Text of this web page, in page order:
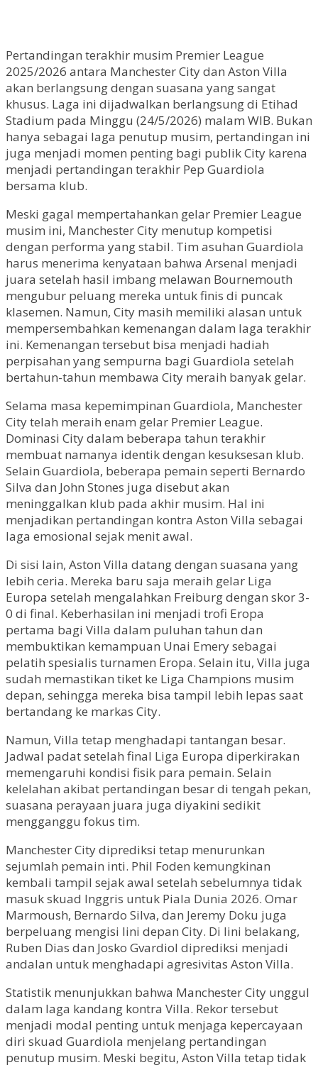
Pertandingan terakhir musim Premier League
2025/2026 antara Manchester City dan Aston Villa
akan berlangsung dengan suasana yang sangat
khusus. Laga ini dijadwalkan berlangsung di Etihad
Stadium pada Minggu (24/5/2026) malam WIB. Bukan
hanya sebagai laga penutup musim, pertandingan ini
juga menjadi momen penting bagi publik City karena
menjadi pertandingan terakhir Pep Guardiola
bersama klub.
Meski gagal mempertahankan gelar Premier League
musim ini, Manchester City menutup kompetisi
dengan performa yang stabil. Tim asuhan Guardiola
harus menerima kenyataan bahwa Arsenal menjadi
juara setelah hasil imbang melawan Bournemouth
mengubur peluang mereka untuk finis di puncak
klasemen. Namun, City masih memiliki alasan untuk
mempersembahkan kemenangan dalam laga terakhir
ini. Kemenangan tersebut bisa menjadi hadiah
perpisahan yang sempurna bagi Guardiola setelah
bertahun-tahun membawa City meraih banyak gelar.
Selama masa kepemimpinan Guardiola, Manchester
City telah meraih enam gelar Premier League.
Dominasi City dalam beberapa tahun terakhir
membuat namanya identik dengan kesuksesan klub.
Selain Guardiola, beberapa pemain seperti Bernardo
Silva dan John Stones juga disebut akan
meninggalkan klub pada akhir musim. Hal ini
menjadikan pertandingan kontra Aston Villa sebagai
laga emosional sejak menit awal.
Di sisi lain, Aston Villa datang dengan suasana yang
lebih ceria. Mereka baru saja meraih gelar Liga
Europa setelah mengalahkan Freiburg dengan skor 3-
0 di final. Keberhasilan ini menjadi trofi Eropa
pertama bagi Villa dalam puluhan tahun dan
membuktikan kemampuan Unai Emery sebagai
pelatih spesialis turnamen Eropa. Selain itu, Villa juga
sudah memastikan tiket ke Liga Champions musim
depan, sehingga mereka bisa tampil lebih lepas saat
bertandang ke markas City.
Namun, Villa tetap menghadapi tantangan besar.
Jadwal padat setelah final Liga Europa diperkirakan
memengaruhi kondisi fisik para pemain. Selain
kelelahan akibat pertandingan besar di tengah pekan,
suasana perayaan juara juga diyakini sedikit
mengganggu fokus tim.
Manchester City diprediksi tetap menurunkan
sejumlah pemain inti. Phil Foden kemungkinan
kembali tampil sejak awal setelah sebelumnya tidak
masuk skuad Inggris untuk Piala Dunia 2026. Omar
Marmoush, Bernardo Silva, dan Jeremy Doku juga
berpeluang mengisi lini depan City. Di lini belakang,
Ruben Dias dan Josko Gvardiol diprediksi menjadi
andalan untuk menghadapi agresivitas Aston Villa.
Statistik menunjukkan bahwa Manchester City unggul
dalam laga kandang kontra Villa. Rekor tersebut
menjadi modal penting untuk menjaga kepercayaan
diri skuad Guardiola menjelang pertandingan
penutup musim. Meski begitu, Aston Villa tetap tidak